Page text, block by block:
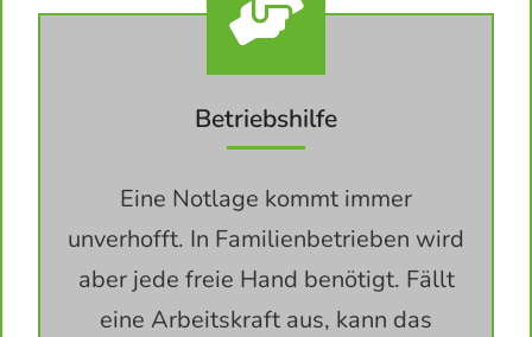
Betriebshilfe
Eine Notlage kommt immer
unverhofft. In Familienbetrieben wird
aber jede freie Hand benötigt. Fällt
eine Arbeitskraft aus, kann das